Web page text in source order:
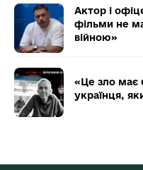
Актор і
фільми не
війною»
«Це зло має
українця,